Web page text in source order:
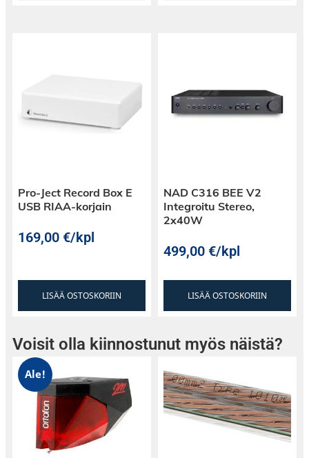
päälle kaiutin voidaan asettaa tasolle.
Metallinen suojaverkko on magneettisesti
kiinnitetty ja se on helppo irroittaa kaiuttimen
Pro-Ject Record Box E
USB RIAA-korjain
169,00€/kpl
LISÄÄ OSTOSKORIIN
NAD C316 BEE V2
Integroitu Stereo,
2x40W
499,00€/kpl
LISÄÄ OSTOSKORIIN
Voisit olla kiinnostunut myös näistä?
Ale!